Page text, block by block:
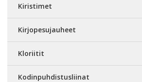
Kiristimet
Kirjopesujauheet
Kloriitit
Kodinpuhdistusliinat